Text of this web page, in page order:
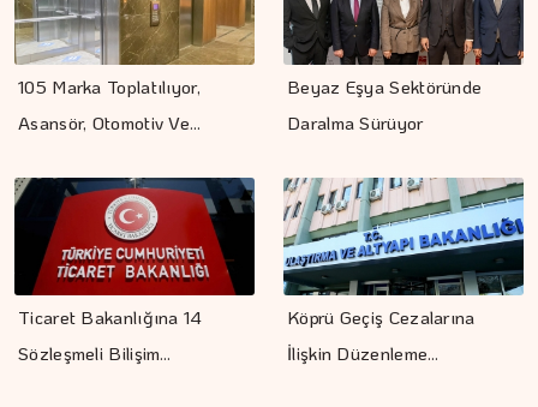
105 Marka Toplatılıyor,
Asansör, Otomotiv Ve…
Beyaz Eşya Sektöründe
Daralma Sürüyor
Ticaret Bakanlığına 14
Sözleşmeli Bilişim…
Köprü Geçiş Cezalarına
İlişkin Düzenleme…